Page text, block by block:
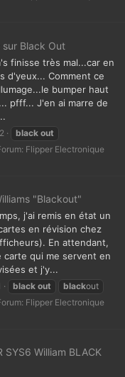
Black Out
finisse très mal...car en
d'yeux... Comment ce
bumper haut
pfff... J'en ai marre de
black out
Flipper Electronique
"Blackout"
j'ai remis en état un
en révision chez
En attendant,
qui me servent en
et j'y...
black out blackout
Flipper Electronique
SYS6 William BLACK